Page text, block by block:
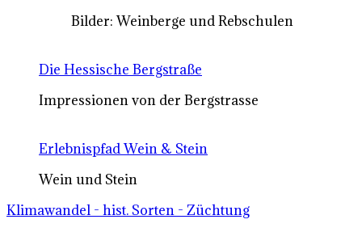
Bilder: Weinberge und Rebschulen
Die Hessische Bergstraße
Impressionen von der Bergstrasse
Erlebnispfad Wein & Stein
Wein und Stein
Klimawandel - hist. Sorten - Züchtung